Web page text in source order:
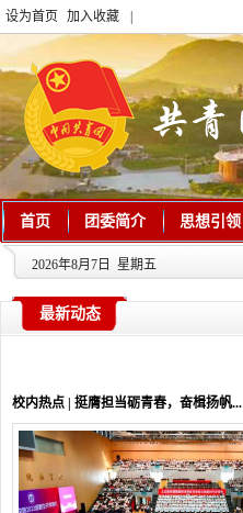
设为首页 加入收藏
首页 团委简介 思想引领
2026年8月7日 星期五
最新动态
校内热点 | 挺膺担当砺青春，奋楫扬帆...